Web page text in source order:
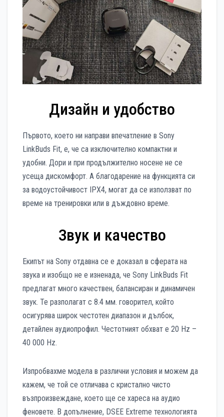
Дизайн и удобство
Първото, което ни направи впечатление в Sony
LinkBuds Fit, е, че са изключително компактни и
удобни. Дори и при продължително носене не се
усеща дискомфорт. А благодарение на функцията си
за водоустойчивост IPX4, могат да се използват по
време на тренировки или в дъждовно време.
Звук и качество
Екипът на Sony отдавна се е доказал в сферата на
звука и изобщо не е изненада, че Sony LinkBuds Fit
предлагат много качествен, балансиран и динамичен
звук. Те разполагат с 8.4 мм. говорител, който
осигурява широк честотен диапазон и дълбок,
детайлен аудиопрофил. Честотният обхват е 20 Hz –
40 000 Hz.
Изпробвахме модела в различни условия и можем да
кажем, че той се отличава с кристално чисто
възпроизвеждане, което ще се хареса на аудио
феновете. В допълнение, DSEE Extreme технологията